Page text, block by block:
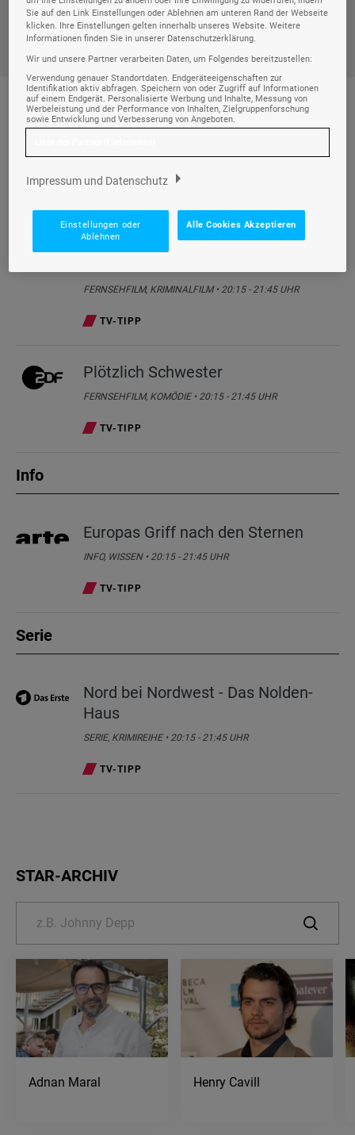
Heute, Do., 06.08.
Fernsehfilm
Hattinger und der Nebel - Ein
FERNSEHFILM, KRIMINALFILM • 20:15 - 21:45 UHR
TV-TIPP
Plötzlich Schwester
FERNSEHFILM, KOMÖDIE • 20:15 - 21:45 UHR
TV-TIPP
Info
Europas Griff nach den Sternen
INFO, WISSEN • 20:15 - 21:45 UHR
TV-TIPP
Serie
Nord bei Nordwest - Das Nolden-
Haus
SERIE, KRIMIREIHE • 20:15 - 21:45 UHR
TV-TIPP
STAR-ARCHIV
Adnan Maral Henry Cavill
Sie auf den Link Einstellungen oder Ablehnen am unteren Rand der Webseite
klicken. Ihre Einstellungen gelten innerhalb unseres Website. Weitere
Informationen finden Sie in unserer Datenschutzerklärung.
Wir und unsere Partner verarbeiten Daten, um Folgendes bereitzustellen:
Verwendung genauer Standortdaten. Endgeräteeigenschaften zur
Identifikation aktiv abfragen. Speichern von oder Zugriff auf Informationen
auf einem Endgerät. Personalisierte Werbung und Inhalte, Messung von
Werbeleistung und der Performance von Inhalten, Zielgruppenforschung
sowie Entwicklung und Verbesserung von Angeboten.
Impressum und Datenschutz
Einstellungen oder
Ablehnen
Alle Cookies Akzeptieren